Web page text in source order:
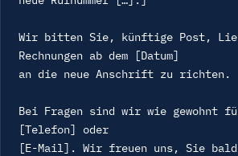
Wir bitten Sie, künftige Post,
Rechnungen ab dem [Datum]
an die neue Anschrift zu richten.
Bei Fragen sind wir wie gewohnt
[Telefon] oder
[E-Mail]. Wir freuen uns, Sie bald